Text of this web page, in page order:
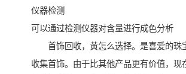
仪器检测
可以通过检测仪器对含量进行成色分析
首饰回收，黄怎么选择。是喜爱的珠
收集首饰。由于比其他产品更有价值，现